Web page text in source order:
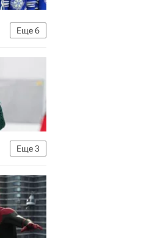
Еще6
Еще3